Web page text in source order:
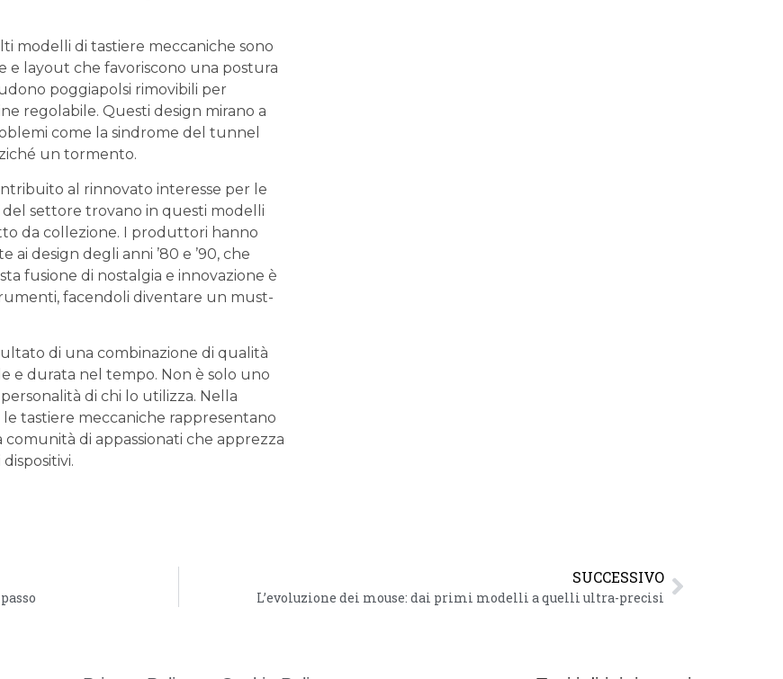
‍modelli di⁢ tastiere meccaniche ⁢sono
e layout che​ favoriscono una ⁣postura
poggiapolsi rimovibili per
regolabile. Questi⁢ design ​mirano‍ a
come la sindrome del⁤ tunnel
un tormento.
al⁢ rinnovato‌ interesse per le‍
settore trovano in questi modelli‌
da collezione. I ⁢produttori‍ hanno
design degli anni ’80 e ‍’90,​ che⁢
fusione di​ nostalgia e innovazione è
facendoli diventare​ un must-
di ⁣una combinazione di qualità
e⁤ durata⁢ nel ⁤tempo. Non è solo uno
di chi lo utilizza. Nella
tastiere ‌meccaniche rappresentano
di appassionati che apprezza
SUCCESSIVO
L’evoluzione dei mouse: dai primi modelli a quelli ultra-precisi